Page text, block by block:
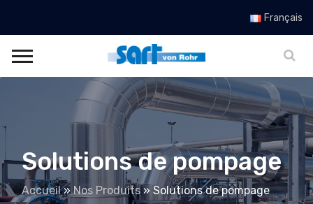
Français
Solutions de pompage
Accueil»Nos Produits » Solutions de pompage